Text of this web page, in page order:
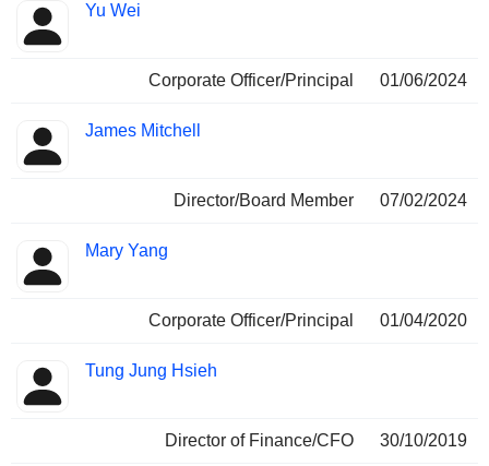
Yu Wei
Corporate Officer/Principal 01/06/2024
James Mitchell
Director/Board Member 07/02/2024
Mary Yang
Corporate Officer/Principal 01/04/2020
Tung Jung Hsieh
Director of Finance/CFO 30/10/2019